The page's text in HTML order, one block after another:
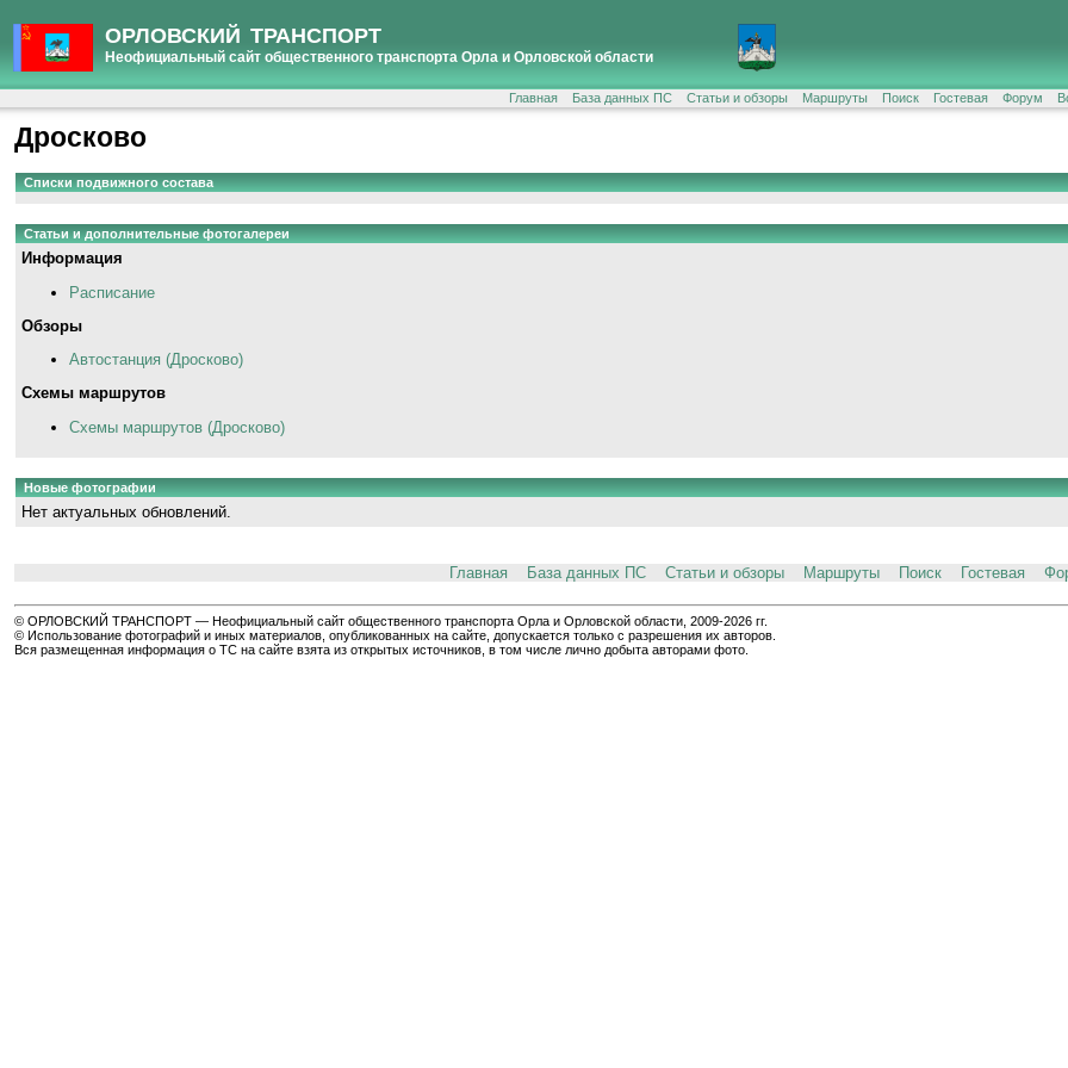
ОРЛОВСКИЙ ТРАНСПОРТ
Неофициальный сайт общественного транспорта Орла и Орловской области
Главная База данных ПС Статьи и обзоры Маршруты Поиск Гостевая Форум
Дросково
Списки подвижного состава
Статьи и дополнительные фотогалереи
Информация
Расписание
Обзоры
Автостанция (Дросково)
Схемы маршрутов
Схемы маршрутов (Дросково)
Новые фотографии
Нет актуальных обновлений.
Главная База данных ПС Статьи и обзоры Маршруты Поиск Гостевая
© ОРЛОВСКИЙ ТРАНСПОРТ — Неофициальный сайт общественного транспорта Орла и Орловской области, 2009-2026 гг.
© Использование фотографий и иных материалов, опубликованных на сайте, допускается только с разрешения их авторов.
Вся размещенная информация о ТС на сайте взята из открытых источников, в том числе лично добыта авторами фото.